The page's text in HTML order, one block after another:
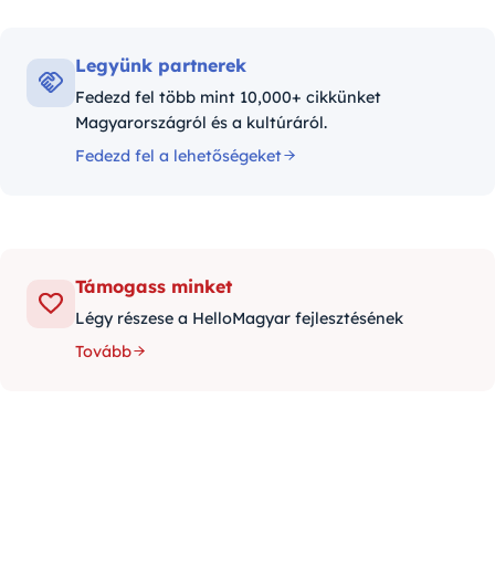
Legyünk partnerek
Fedezd fel több mint 10,000+ cikkünket
Magyarországról és a kultúráról.
Fedezd fel a lehetőségeket
Támogass minket
Légy részese a HelloMagyar fejlesztésének
Tovább